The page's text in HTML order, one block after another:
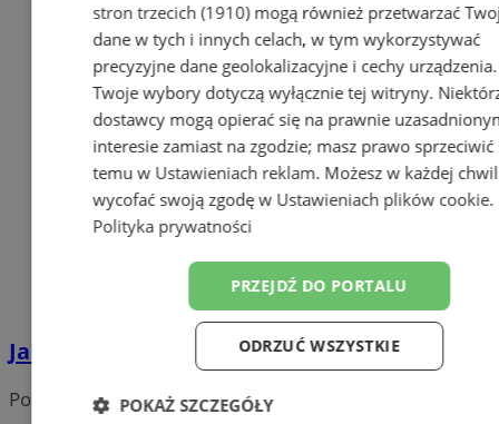
Jak negocjować cenę nieruchomości?
Portal należy do sieci
stron trzecich (1910)mogą również przetwarzać
dane w tych i innych celach, w tym wykorzystywać
precyzyjne dane geolokalizacyjne i cechy urządzenia.
Twoje wybory dotyczą wyłącznie tej witryny.
dostawcy mogą opierać się na prawnie
interesie zamiast na zgodzie; masz prawo sprzeciwić
temu w Ustawieniach reklam. Możesz w każdej
wycofać swoją zgodę w Ustawieniach plików cookie.
Polityka prywatności
PRZEJDŹ DO PORTALU
ODRZUĆ WSZYSTKIE
POKAŻ SZCZEGÓŁY